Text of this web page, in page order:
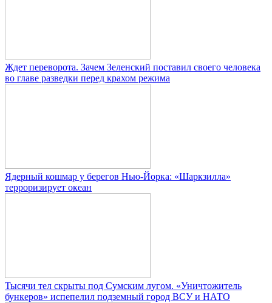
Ждет переворота. Зачем Зеленский поставил своего человека
во главе разведки перед крахом режима
Ядерный кошмар у берегов Нью-Йорка: «Шаркзилла»
терроризирует океан
Тысячи тел скрыты под Сумским лугом. «Уничтожитель
бункеров» испепелил подземный город ВСУ и НАТО